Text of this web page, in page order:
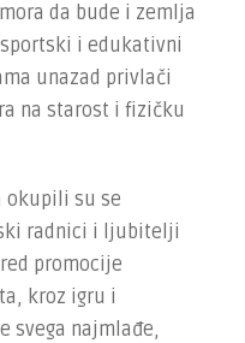
da bude i zemlja
i edukativni
unazad privlači
na starost i fizičku
okupili su se
radnici i ljubitelji
promocije
kroz igru i
svega najmlađe,